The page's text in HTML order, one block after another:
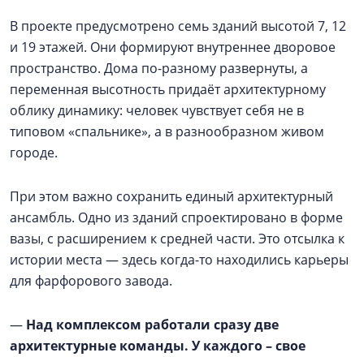
В проекте предусмотрено семь зданий высотой 7, 12
и 19 этажей. Они формируют внутреннее дворовое
пространство. Дома по-разному развернуты, а
переменная высотность придаёт архитектурному
облику динамику: человек чувствует себя не в
типовом «спальнике», а в разнообразном живом
городе.
При этом важно сохранить единый архитектурный
ансамбль. Одно из зданий спроектировано в форме
вазы, с расширением к средней части. Это отсылка к
истории места — здесь когда-то находились карьеры
для фарфорового завода.
— Над комплексом работали сразу две
архитектурные команды. У каждого – свое